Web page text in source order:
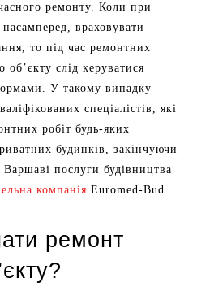
ремонту. Коли при
враховувати
то під час ремонтних
об’єкту слід керуватися
У такому випадку
спеціалістів, які
робіт будь-яких
будинків, закінчуючи
послуги будівництва
компанія Euromed-Bud.
ремонт